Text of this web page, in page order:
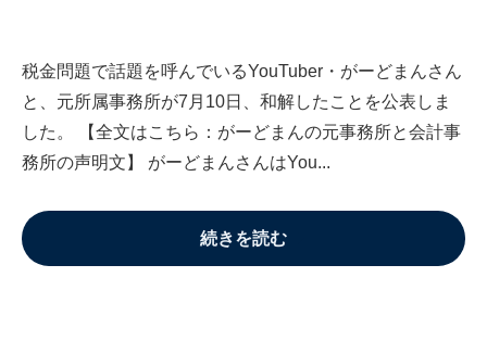
税金問題で話題を呼んでいるYouTuber・がーどまんさん
と、元所属事務所が7月10日、和解したことを公表しま
した。 【全文はこちら：がーどまんの元事務所と会計事
務所の声明文】 がーどまんさんはYou...
続きを読む